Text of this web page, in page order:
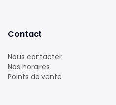
Contact
Nous contacter
Nos horaires
Points de vente